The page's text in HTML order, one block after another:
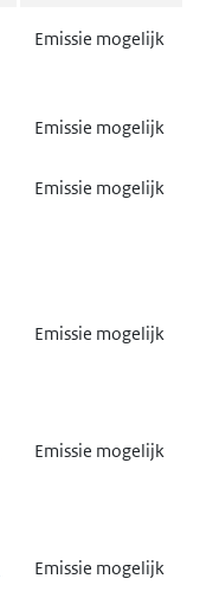
Emissie mogelijk
Emissie mogelijk
Emissie mogelijk
Emissie mogelijk
Emissie mogelijk
Emissie mogelijk